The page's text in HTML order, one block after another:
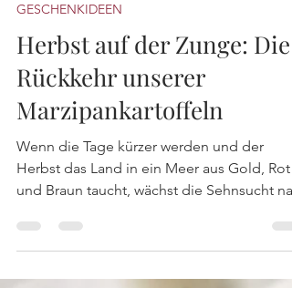
8. Okt. 2025
2 Min. Lesezeit
GESCHENKIDEEN
Herbst auf der Zunge: Die
Rückkehr unserer
Marzipankartoffeln
Herbst das Land in ein Meer aus Gold, Rot
und Braun taucht, wächst die Sehnsucht
Wärme,...